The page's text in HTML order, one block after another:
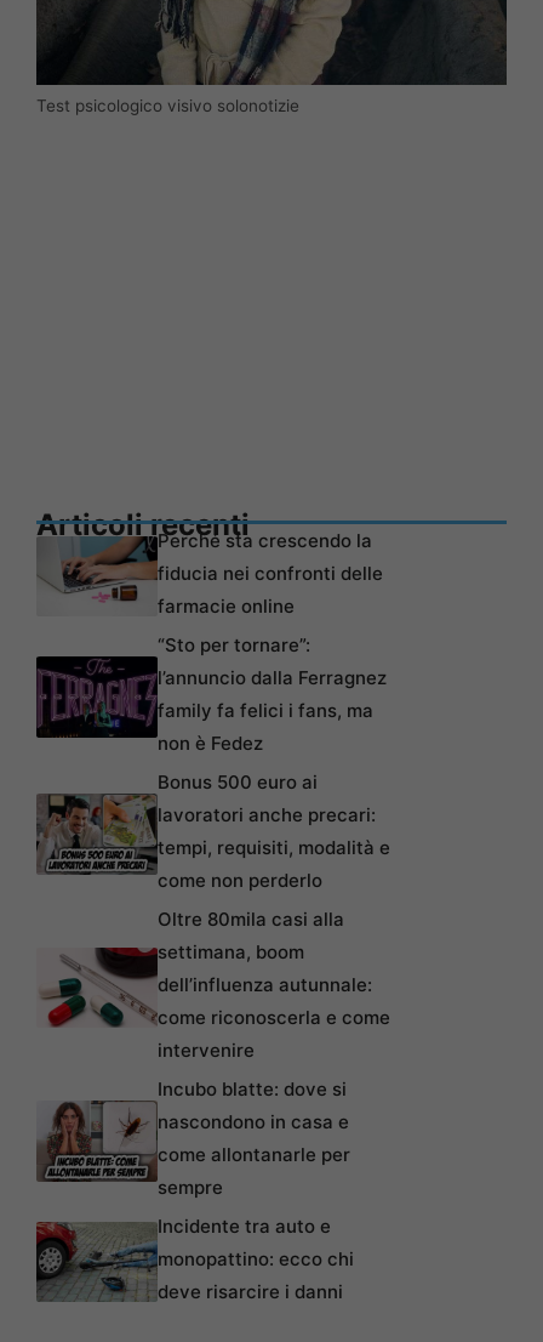
Test psicologico visivo solonotizie
Articoli recentiPerché sta crescendo la
fiducia nei confronti delle
farmacie online
“Sto per tornare”:
l’annuncio dalla Ferragnez
family fa felici i fans, ma
non è Fedez
Bonus 500 euro ai
lavoratori anche precari:
tempi, requisiti, modalità e
come non perderlo
Oltre 80mila casi alla
settimana, boom
dell’influenza autunnale:
come riconoscerla e come
intervenire
Incubo blatte: dove si
nascondono in casa e
come allontanarle per
sempre
Incidente tra auto e
monopattino: ecco chi
deve risarcire i danni